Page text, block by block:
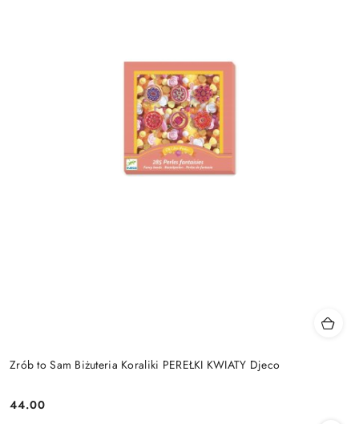
Zrób to Sam Biżuteria Koraliki PEREŁKI KWIATY Djeco
Cena:
44.00